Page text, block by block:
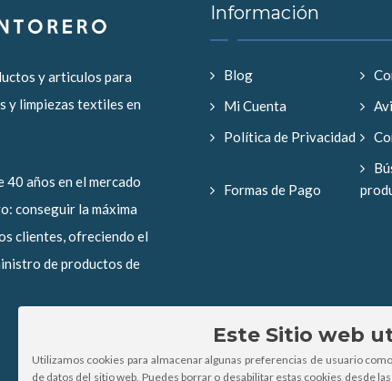
y articulos para
y limpiezas textiles en
40 años en el mercado
conseguir la máxima
clientes, ofreciendo el
de productos de
Información
Blog
Mi Cuenta
Política de Privacidad
Formas de Pago
Este Sitio web
Utilizamos cookies para almacenar algunas preferencias de usuario
de datos del sitio web. Puedes borrar o desabilitar estas cookies desde